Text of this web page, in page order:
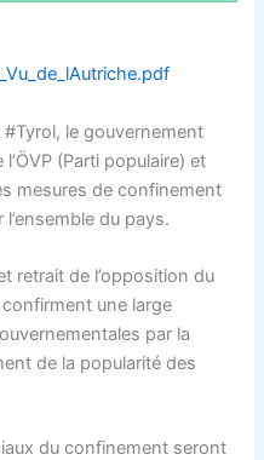
le gouvernement
(Parti populaire) et
mesures de confinement
du pays.
retrait de l’opposition du
une large
par la
de la popularité des
du confinement seront